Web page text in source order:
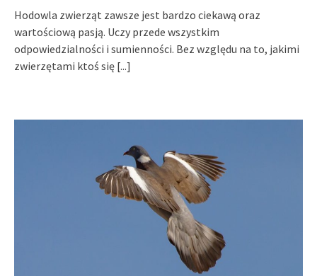
Hodowla zwierząt zawsze jest bardzo ciekawą oraz
wartościową pasją. Uczy przede wszystkim
odpowiedzialności i sumienności. Bez względu na to, jakimi
zwierzętami ktoś się [...]